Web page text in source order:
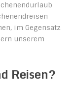
im Gegensatz
unserem
Reisen?